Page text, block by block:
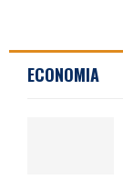
ECONOMIA